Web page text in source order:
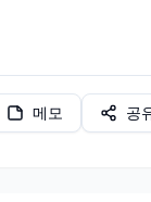
메모 공